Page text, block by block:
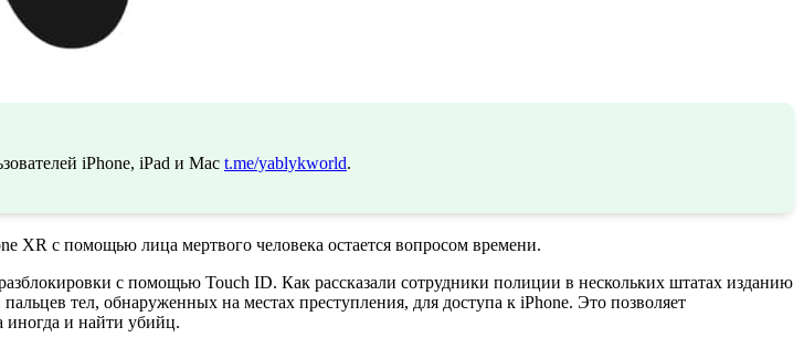
iPhone, iPad и Mac t.me/yablykworld.
XR с помощью лица мертвого человека остается вопросом времени.
с помощью Touch ID. Как рассказали сотрудники полиции в нескольких штатах изданию
тел, обнаруженных на местах преступления, для доступа к iPhone. Это позволяет
иногда и найти убийц.